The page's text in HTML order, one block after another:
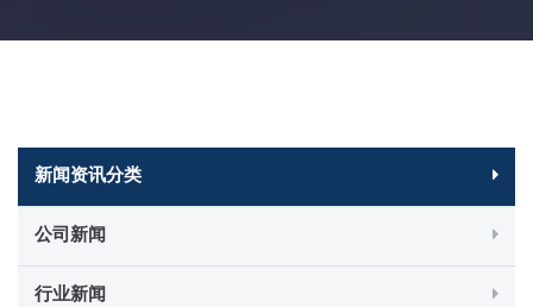
新闻资讯分类
公司新闻
行业新闻